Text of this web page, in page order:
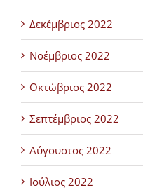
Δεκέμβριος 2022
Νοέμβριος 2022
Οκτώβριος 2022
Σεπτέμβριος 2022
Αύγουστος 2022
Ιούλιος 2022